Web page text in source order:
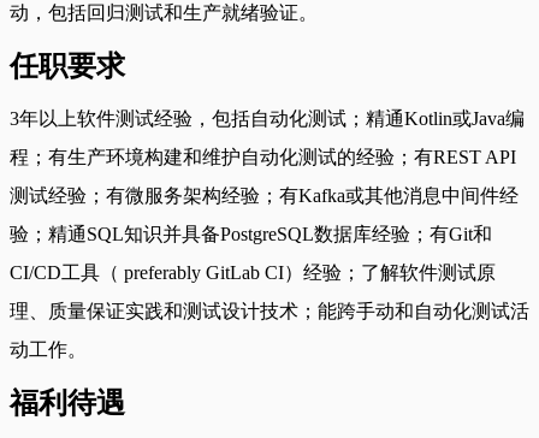
动，包括回归测试和生产就绪验证。
任职要求
3年以上软件测试经验，包括自动化测试；精通Kotlin或Java编
程；有生产环境构建和维护自动化测试的经验；有REST API
测试经验；有微服务架构经验；有Kafka或其他消息中间件经
验；精通SQL知识并具备PostgreSQL数据库经验；有Git和
CI/CD工具（ preferably GitLab CI）经验；了解软件测试原
理、质量保证实践和测试设计技术；能跨手动和自动化测试活
动工作。
福利待遇